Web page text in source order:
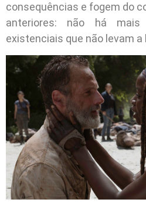
consequências e fogem do
anteriores: não há mais
existenciais que não levam a